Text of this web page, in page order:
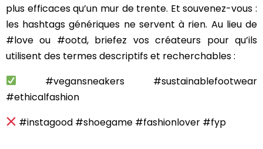
plus efficaces qu’un mur de trente. Et souvenez-vous :
les hashtags génériques ne servent à rien. Au lieu de
#love ou #ootd, briefez vos créateurs pour qu’ils
utilisent des termes descriptifs et recherchables :
#vegansneakers #sustainablefootwear
#ethicalfashion
#instagood #shoegame #fashionlover #fyp